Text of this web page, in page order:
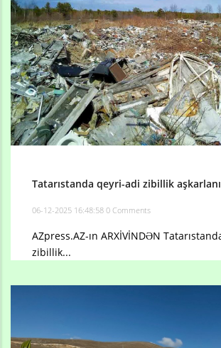
Tatarıstanda qeyri-adi zibillik
06-12-2025 16:48:58 0 Comments
AZpress.AZ-ın ARXİVİNDƏN
zibillik...